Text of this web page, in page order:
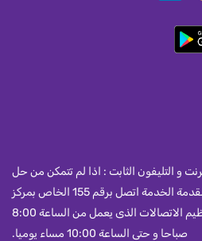
و التليفون الثابت : اذا لم تتمكن من حل
مشكلة واجهتك مع الشركة مقدمة الخدمة اتصل برقم 155 الخاص بمركز
خدمة العملاء بالجهاز القومى لتنظيم الاتصالات الذى يعمل من الساعة 8:00
صباحا و حتى الساعة 10:00 مساء يوميا.